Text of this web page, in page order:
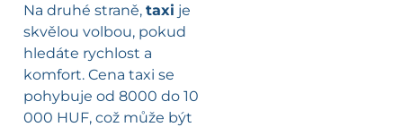
Na druhé straně, taxi je
skvělou volbou, pokud
hledáte rychlost a
komfort. Cena taxi se
pohybuje od 8000 do 10
000 HUF, což může být